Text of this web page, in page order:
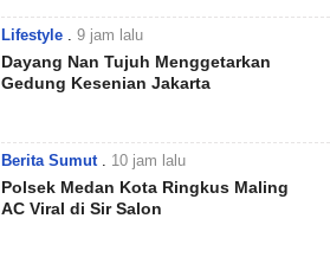
Lifestyle 9 jam lalu
Dayang Nan Tujuh Menggetarkan
Gedung Kesenian Jakarta
Berita Sumut 10 jam lalu
Polsek Medan Kota Ringkus Maling
AC Viral di Sir Salon